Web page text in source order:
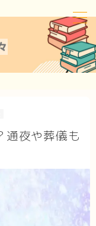
通夜や葬儀も